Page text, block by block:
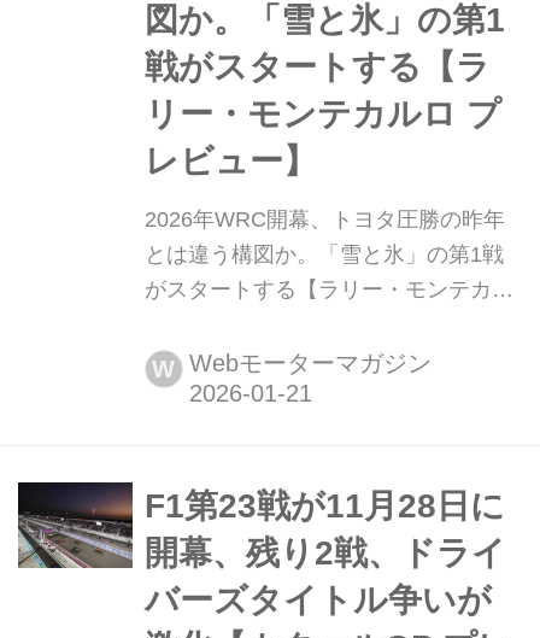
ウ...
図か。「雪と氷」の第1
戦がスタートする【ラ
リー・モンテカルロ プ
レビュー】
2026年WRC開幕、トヨタ圧勝の昨年
とは違う構図か。「雪と氷」の第1戦
がスタートする【ラリー・モンテカル
時間)、WRC世界ラリー選手権 第1戦
ラリー・モンテカルロが開幕する。ラ
を舞台に行われ、25日にモナコ・モン
テカルロでフィニッシュする。現行の
ラリー1規定最後となる2026年シーズ
ン...
W Webモーターマガジン
F1第23戦が11月28日に
開幕、残り2戦、ドライ
バーズタイトル争いが